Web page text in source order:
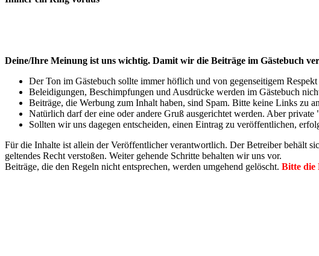
Deine/Ihre Meinung ist uns wichtig. Damit wir die Beiträge im Gästebuch
Der Ton im Gästebuch sollte immer höflich und von gegenseitigem Respekt
Beleidigungen, Beschimpfungen und Ausdrücke werden im Gästebuch
Beiträge, die Werbung zum Inhalt haben, sind Spam. Bitte keine Links zu
Natürlich darf der eine oder andere Gruß ausgerichtet werden. Aber
Sollten wir uns dagegen entscheiden, einen Eintrag zu veröffentlichen,
Für die Inhalte ist allein der Veröffentlicher verantwortlich. Der Betreiber behält
geltendes Recht verstoßen. Weiter gehende Schritte behalten wir uns vor.
Beiträge, die den Regeln nicht entsprechen, werden umgehend gelöscht. Bitte die